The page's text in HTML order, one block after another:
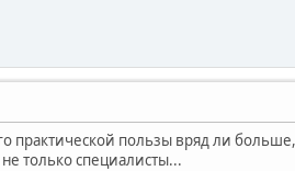
практической пользы вряд ли
только специалисты...